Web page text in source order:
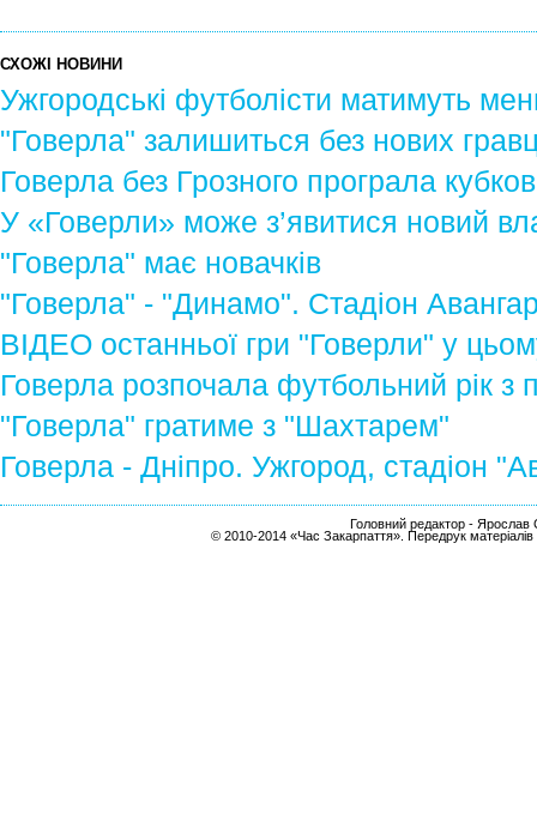
СХОЖІ НОВИНИ
Ужгородські футболісти матимуть
"Говерла" залишиться без нових
Говерла без Грозного програла
У «Говерли» може з’явитися новий
"Говерла" має новачків
"Говерла" - "Динамо". Стадіон
ВІДЕО останньої гри "Говерли" у
Говерла розпочала футбольний рік з
"Говерла" гратиме з "Шахтарем"
Говерла - Дніпро. Ужгород, стадіон
Головний редактор - Ярослав
© 2010-2014 «Час Закарпаття». Передрук